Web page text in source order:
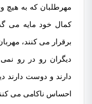
مهرطلبان که به هیچ
کمال خود مایه می
برقرار می کنند،
دیگران رو در رو
دارند و دوست دارند
احساس ناکامی می